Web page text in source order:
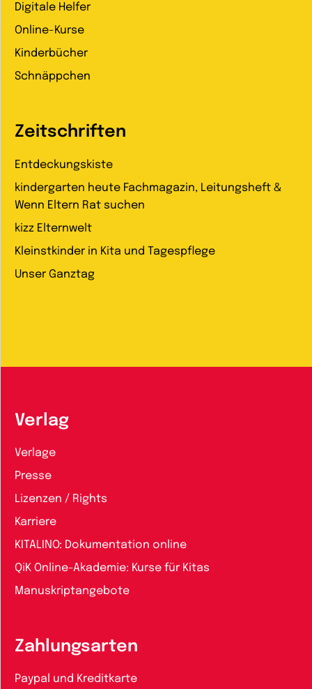
Digitale Helfer
Online-Kurse
Kinderbücher
Schnäppchen
Zeitschriften
Entdeckungskiste
kindergarten heute Fachmagazin, Leitungsheft &
Wenn Eltern Rat suchen
kizz Elternwelt
Kleinstkinder in Kita und Tagespflege
Unser Ganztag
Verlag
Verlage
Presse
Lizenzen / Rights
Karriere
KITALINO: Dokumentation online
QiK Online-Akademie: Kurse für Kitas
Manuskriptangebote
Zahlungsarten
Paypal und Kreditkarte